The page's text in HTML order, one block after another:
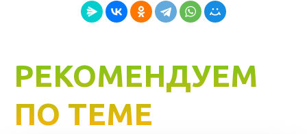
РЕКОМЕНДУЕМ
ПО ТЕМЕ